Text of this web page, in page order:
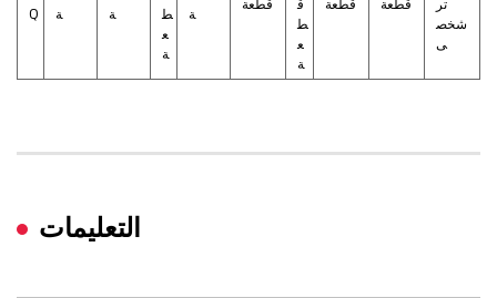
Q
ة
ة
ط
ع
ة
ة
ط
ع
ة
شخص
ى
التعليمات